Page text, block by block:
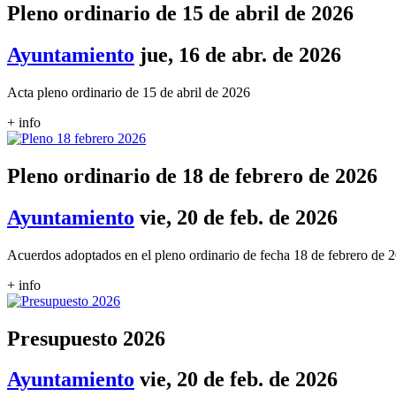
Pleno ordinario de 15 de abril de 2026
Ayuntamiento jue, 16 de abr. de 2026
Acta pleno ordinario de 15 de abril de 2026
+ info
Pleno ordinario de 18 de febrero de 2026
Ayuntamiento vie, 20 de feb. de 2026
Acuerdos adoptados en el pleno ordinario de fecha 18 de febrero de
+ info
Presupuesto 2026
Ayuntamiento vie, 20 de feb. de 2026